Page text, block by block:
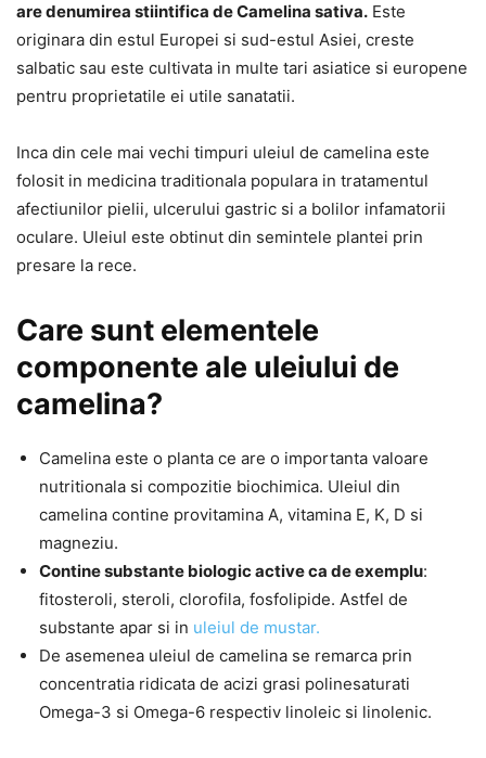
are denumirea stiintifica de Camelina sativa. Este
originara din estul Europei si sud-estul Asiei, creste
salbatic sau este cultivata in multe tari asiatice si europene
pentru proprietatile ei utile sanatatii.
Inca din cele mai vechi timpuri uleiul de camelina este
folosit in medicina traditionala populara in tratamentul
afectiunilor pielii, ulcerului gastric si a bolilor infamatorii
oculare. Uleiul este obtinut din semintele plantei prin
presare la rece.
Care sunt elementele
componente ale uleiului de
camelina?
Camelina este o planta ce are o importanta valoare
nutritionala si compozitie biochimica. Uleiul din
camelina contine provitamina A, vitamina E, K, D si
magneziu.
Contine substante biologic active ca de exemplu:
fitosteroli, steroli, clorofila, fosfolipide. Astfel de
substante apar si in uleiul de mustar.
De asemenea uleiul de camelina se remarca prin
concentratia ridicata de acizi grasi polinesaturati
Omega-3 si Omega-6 respectiv linoleic si linolenic.